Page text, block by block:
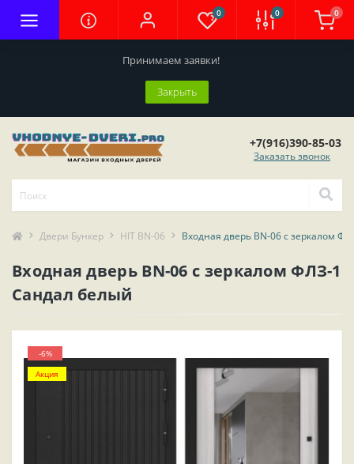
Принимаем заявки!
Закрыть
0 0 0
+7(916)390-85-03
Заказать звонок
Двери Бункер HIT BN-06 Входная дверь BN-06 с зеркалом
Входная дверь BN-06 с зеркалом ФЛЗ-1
Сандал белый
-6%
Акция